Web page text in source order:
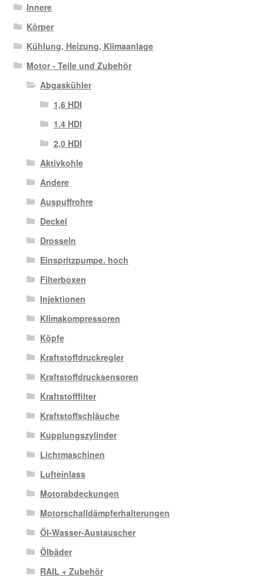
Innere
Körper
Kühlung, Heizung, Klimaanlage
Motor - Teile und Zubehör
Abgaskühler
1,6 HDI
1.4 HDI
2,0 HDI
Aktivkohle
Andere
Auspuffrohre
Deckel
Drosseln
Einspritzpumpe. hoch
Filterboxen
Injektionen
Klimakompressoren
Köpfe
Kraftstoffdruckregler
Kraftstoffdrucksensoren
Kraftstofffilter
Kraftstoffschläuche
Kupplungszylinder
Lichtmaschinen
Lufteinlass
Motorabdeckungen
Motorschalldämpferhalterungen
Öl-Wasser-Austauscher
Ölbäder
RAIL + Zubehör